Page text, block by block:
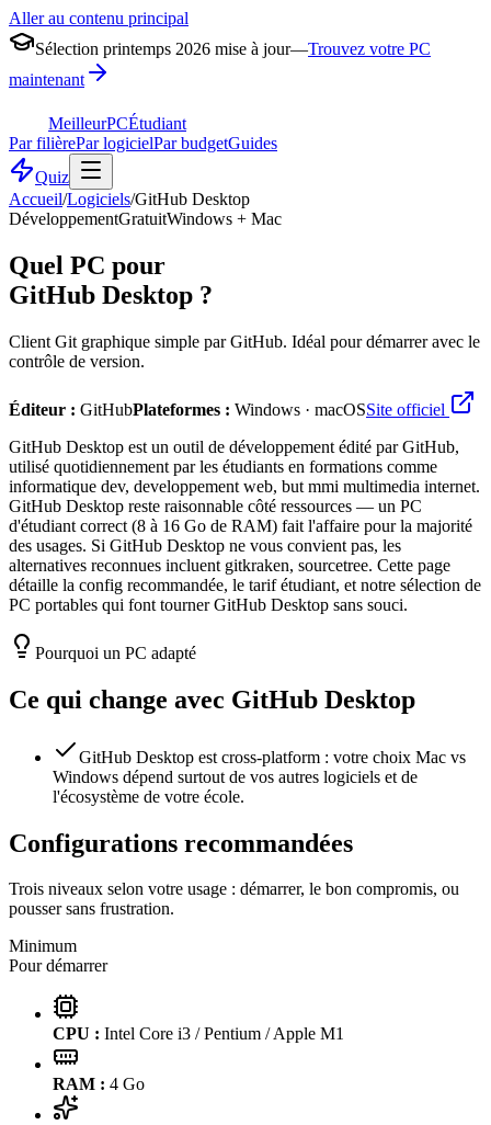
Aller au contenu principal
Sélection printemps 2026 mise à jour—Trouvez votre PC
maintenant
MeilleurPCÉtudiant
Par filièrePar logicielPar budgetGuides
Quiz
Accueil/Logiciels/GitHub Desktop
DéveloppementGratuitWindows + Mac
Quel PC pour
GitHub Desktop ?
Client Git graphique simple par GitHub. Idéal pour démarrer avec le
contrôle de version.
Éditeur : GitHubPlateformes : Windows · macOSSite officiel
GitHub Desktop est un outil de développement édité par GitHub,
utilisé quotidiennement par les étudiants en formations comme
informatique dev, developpement web, but mmi multimedia internet.
GitHub Desktop reste raisonnable côté ressources — un PC
d'étudiant correct (8 à 16 Go de RAM) fait l'affaire pour la majorité
des usages. Si GitHub Desktop ne vous convient pas, les
alternatives reconnues incluent gitkraken, sourcetree. Cette page
détaille la config recommandée, le tarif étudiant, et notre sélection de
PC portables qui font tourner GitHub Desktop sans souci.
Pourquoi un PC adapté
Ce qui change avec GitHub Desktop
GitHub Desktop est cross-platform : votre choix Mac vs
Windows dépend surtout de vos autres logiciels et de
l'écosystème de votre école.
Configurations recommandées
Trois niveaux selon votre usage : démarrer, le bon compromis, ou
pousser sans frustration.
Minimum
Pour démarrer
CPU : Intel Core i3 / Pentium / Apple M1
RAM : 4 Go